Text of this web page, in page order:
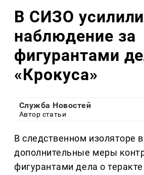
В СИЗО усилили
наблюдение за
фигурантами
«Крокуса»
Служба Новостей
Автор статьи
В следственном изоляторе
дополнительные меры
фигурантами дела о